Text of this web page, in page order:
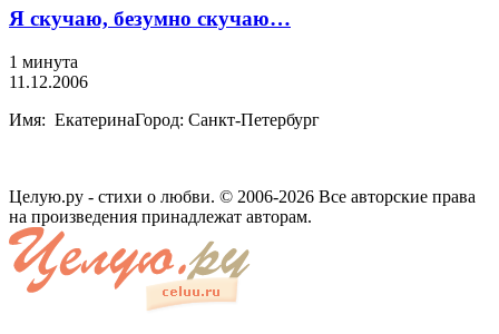
Я скучаю, безумно скучаю…
1 минута
11.12.2006
Имя: ЕкатеринаГород: Санкт-Петербург
Целую.ру - стихи о любви. © 2006-2026 Все авторские права
на произведения принадлежат авторам.